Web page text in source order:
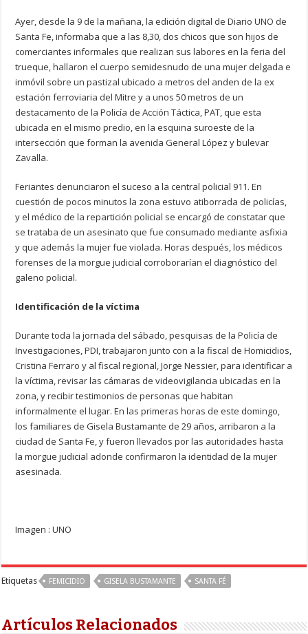
Ayer, desde la 9 de la mañana, la edición digital de Diario UNO de
Santa Fe, informaba que a las 8,30, dos chicos que son hijos de
comerciantes informales que realizan sus labores en la feria del
trueque, hallaron el cuerpo semidesnudo de una mujer delgada e
inmóvil sobre un pastizal ubicado a metros del anden de la ex
estación ferroviaria del Mitre y a unos 50 metros de un
destacamento de la Policía de Acción Táctica, PAT, que esta
ubicada en el mismo predio, en la esquina suroeste de la
intersección que forman la avenida General López y bulevar
Zavalla.
Feriantes denunciaron el suceso a la central policial 911. En
cuestión de pocos minutos la zona estuvo atiborrada de policías,
y el médico de la repartición policial se encargó de constatar que
se trataba de un asesinato que fue consumado mediante asfixia
y que además la mujer fue violada. Horas después, los médicos
forenses de la morgue judicial corroborarían el diagnóstico del
galeno policial.
Identificación de la víctima
Durante toda la jornada del sábado, pesquisas de la Policía de
Investigaciones, PDI, trabajaron junto con a la fiscal de Homicidios,
Cristina Ferraro y al fiscal regional, Jorge Nessier, para identificar a
la víctima, revisar las cámaras de videovigilancia ubicadas en la
zona, y recibir testimonios de personas que habitan
informalmente el lugar. En las primeras horas de este domingo,
los familiares de Gisela Bustamante de 29 años, arribaron a la
ciudad de Santa Fe, y fueron llevados por las autoridades hasta
la morgue judicial adonde confirmaron la identidad de la mujer
asesinada.
Imagen : UNO
Etiquetas FEMICIDIO GISELA BUSTAMANTE SANTA FÉ
Artículos Relacionados